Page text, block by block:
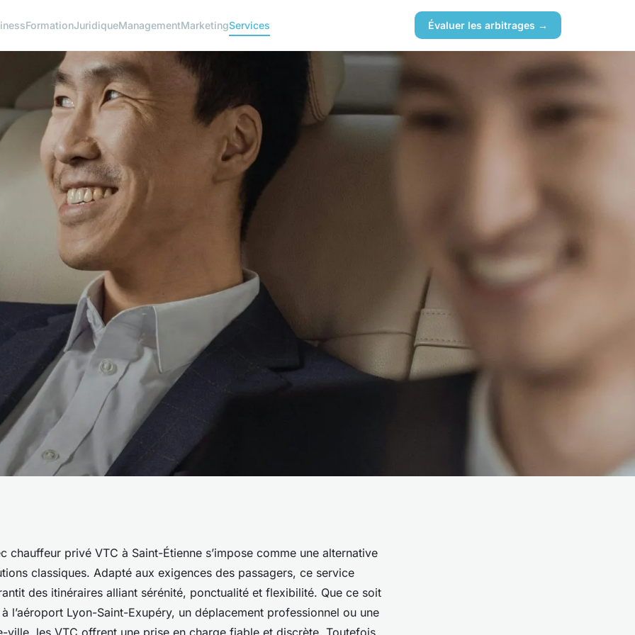
FormationJuridiqueManagementMarketingServices Évaluer les arbitrages →
à Saint-Étienne :
premium pour
chauffeur privé VTC à Saint-Étienne s’impose comme une alternative
classiques. Adapté aux exigences des passagers, ce service
des itinéraires alliant sérénité, ponctualité et flexibilité. Que ce soit
l’aéroport Lyon-Saint-Exupéry, un déplacement professionnel ou une
ville, les VTC offrent une prise en charge fiable et discrète. Toutefois,